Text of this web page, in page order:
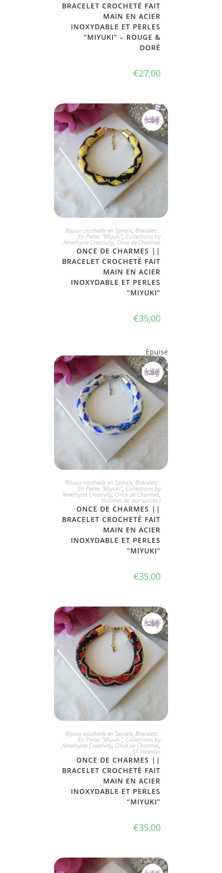
BRACELET CROCHETÉ FAIT
MAIN EN ACIER
INOXYDABLE ET PERLES
“MIYUKI” – ROUGE &
DORÉ
€27,00
JE L'ADOPTE
Bijoux crochetés en Spirale, Bracelets :
En Perles "Miyuki", Collections by
Amethyste Creativity, Once de Charmes
ONCE DE CHARMES ||
BRACELET CROCHETÉ FAIT
MAIN EN ACIER
INOXYDABLE ET PERLES
“MIYUKI”
€35,00
Épuisé
PLUS DISPONIBLE
Bijoux crochetés en Spirale, Bracelets :
En Perles "Miyuki", Collections by
Amethyste Creativity, Once de Charmes,
Victimes de leur succès !
ONCE DE CHARMES ||
BRACELET CROCHETÉ FAIT
MAIN EN ACIER
INOXYDABLE ET PERLES
“MIYUKI”
€35,00
JE L'ADOPTE
Bijoux crochetés en Spirale, Bracelets :
En Perles "Miyuki", Collections by
Amethyste Creativity, Once de Charmes,
ST Valentin
ONCE DE CHARMES ||
BRACELET CROCHETÉ FAIT
MAIN EN ACIER
INOXYDABLE ET PERLES
“MIYUKI”
€35,00